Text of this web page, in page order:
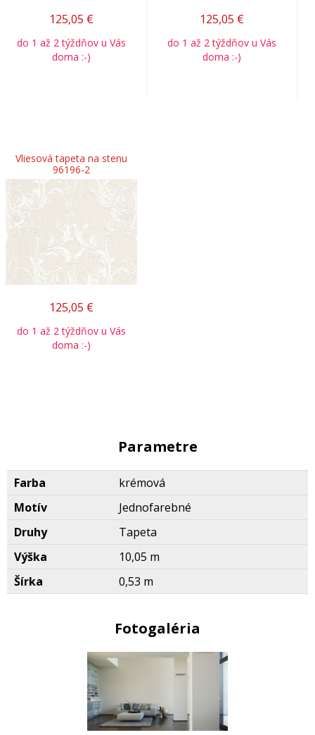
125,05 €
do 1 až 2 týždňov u Vás
doma :-)
125,05 €
do 1 až 2 týždňov u Vás
doma :-)
Vliesová tapeta na stenu
96196-2
125,05 €
do 1 až 2 týždňov u Vás
doma :-)
Parametre
Farba
krémová
Motív
Jednofarebné
Druhy
Tapeta
Výška
10,05 m
Šírka
0,53 m
Fotogaléria